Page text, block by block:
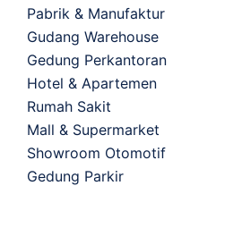
Pabrik & Manufaktur
Gudang Warehouse
Gedung Perkantoran
Hotel & Apartemen
Rumah Sakit
Mall & Supermarket
Showroom Otomotif
Gedung Parkir